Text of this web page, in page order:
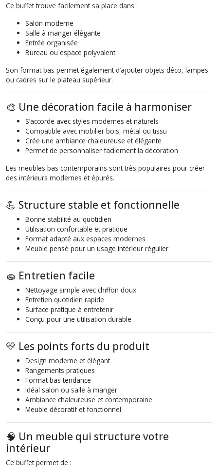
Ce buffet trouve facilement sa place dans :
Salon moderne
Salle à manger élégante
Entrée organisée
Bureau ou espace polyvalent
Son format bas permet également d’ajouter objets déco, lampes
ou cadres sur le plateau supérieur.
🎨 Une décoration facile à harmoniser
S’accorde avec styles modernes et naturels
Compatible avec mobilier bois, métal ou tissu
Crée une ambiance chaleureuse et élégante
Permet de personnaliser facilement la décoration
Les meubles bas contemporains sont très populaires pour créer
des intérieurs modernes et épurés.
💪 Structure stable et fonctionnelle
Bonne stabilité au quotidien
Utilisation confortable et pratique
Format adapté aux espaces modernes
Meuble pensé pour un usage intérieur régulier
🧽 Entretien facile
Nettoyage simple avec chiffon doux
Entretien quotidien rapide
Surface pratique à entretenir
Conçu pour une utilisation durable
💛 Les points forts du produit
Design moderne et élégant
Rangements pratiques
Format bas tendance
Idéal salon ou salle à manger
Ambiance chaleureuse et contemporaine
Meuble décoratif et fonctionnel
🧠 Un meuble qui structure votre
intérieur
Ce buffet permet de :